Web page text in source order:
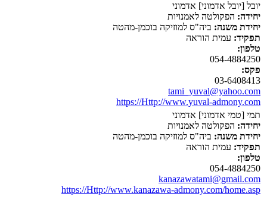
יובל [יובל אדמוני] אדמוני
יחידה: הפקולטה לאמנויות
יחידת משנה: ביה"ס למוזיקה בוכמן-מהטה
תפקיד: עמית הוראה
טלפון:
054-4884250
פקס:
03-6408413
tami_yuval@yahoo.com
https://Http://www.yuval-admony.com
תמי [טמי אדמוני] אדמוני
יחידה: הפקולטה לאמנויות
יחידת משנה: ביה"ס למוזיקה בוכמן-מהטה
תפקיד: עמית הוראה
טלפון:
054-4884250
kanazawatami@gmail.com
https://Http://www.kanazawa-admony.com/home.asp